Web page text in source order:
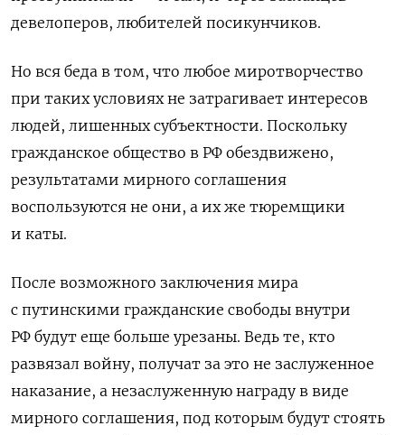
девелоперов, любителей посикунчиков.
Но вся беда в том, что любое миротворчество
при таких условиях не затрагивает интересов
людей, лишенных субъектности. Поскольку
гражданское общество в РФ обездвижено,
результатами мирного соглашения
воспользуются не они, а их же тюремщики
и каты.
После возможного заключения мира
с путинскими гражданские свободы внутри
РФ будут еще больше урезаны. Ведь те, кто
развязал войну, получат за это не заслуженное
наказание, а незаслуженную награду в виде
мирного соглашения, под которым будут стоять